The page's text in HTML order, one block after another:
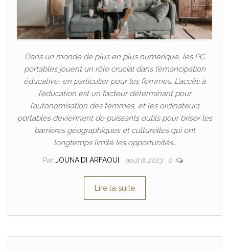
Dans un monde de plus en plus numérique, les PC
portables jouent un rôle crucial dans l’émancipation
éducative, en particulier pour les femmes. L’accès à
l’éducation est un facteur déterminant pour
l’autonomisation des femmes, et les ordinateurs
portables deviennent de puissants outils pour briser les
barrières géographiques et culturelles qui ont
longtemps limité les opportunités…
ParJOUNAIDI ARFAOUI août 8, 2023 0
Lire la suite